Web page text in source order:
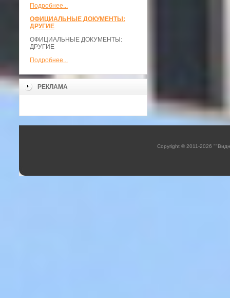
Подробнее...
ОФИЦИАЛЬНЫЕ ДОКУМЕНТЫ:
ДРУГИЕ
ОФИЦИАЛЬНЫЕ ДОКУМЕНТЫ:
ДРУГИЕ
Подробнее...
РЕКЛАМА
Copyright © 2011-2026